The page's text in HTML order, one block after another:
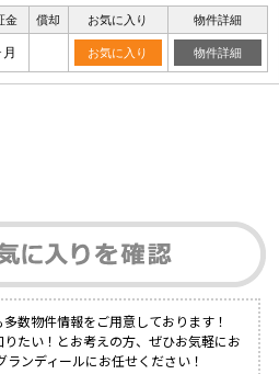
金 償却 お気に入り 物件詳細
お気に入り 物件詳細
数物件情報をご用意しております！
たい！とお考えの方、ぜひお気軽にお
ンディールにお任せください！